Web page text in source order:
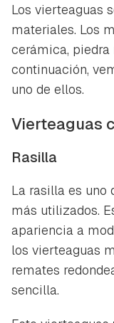
Los vierteaguas
materiales. Los
cerámica, piedra
continuación,
uno de ellos.
Vierteaguas
Rasilla
La rasilla es uno
más utilizados.
apariencia a
los vierteaguas
remates
sencilla.